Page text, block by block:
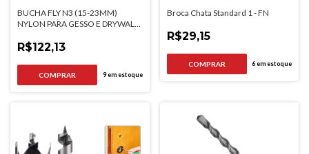
BUCHA FLY N3 (15-23MM)
NYLON PARA GESSO E DRYWALL
R$122,13
9em estoque
Broca Chata Standard 1 - FN
R$29,15
6em estoque